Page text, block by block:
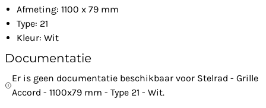
Afmeting: 1100 x 79 mm
Type: 21
Kleur: Wit
Documentatie
Er is geen documentatie beschikbaar voor Stelrad - Grille
Accord - 1100x79 mm - Type 21 - Wit.